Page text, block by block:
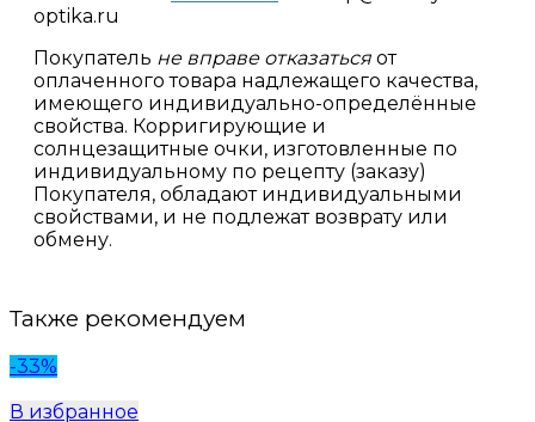
optika.ru
Покупатель не вправе отказаться от
оплаченного товара надлежащего качества,
имеющего индивидуально-определённые
свойства. Корригирующие и
солнцезащитные очки, изготовленные по
индивидуальному по рецепту (заказу)
Покупателя, обладают индивидуальными
свойствами, и не подлежат возврату или
обмену.
Также рекомендуем
-33%
В избранное